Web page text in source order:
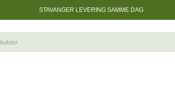
STAVANGER LEVERING SAMME DAG